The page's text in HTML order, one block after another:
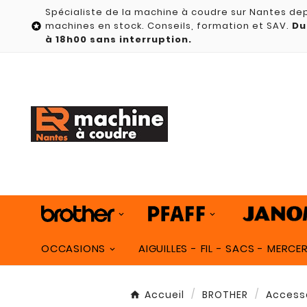

Spécialiste de la machine à coudre sur Nantes
machines en stock. Conseils, formation et SAV.
à 18h00 sans interruption.
OCCASIONS AIGUILLES - FIL - SACS -
Accueil BROTHER